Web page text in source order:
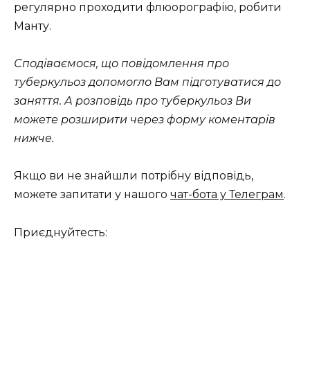
регулярно проходити флюорографію, робити
Манту.
Сподіваємося, що повідомлення про
туберкульоз допомогло Вам підготуватися до
заняття. А розповідь про туберкульоз Ви
можете розширити через форму коментарів
нижче.
Якщо ви не знайшли потрібну відповідь,
можете запитати у нашого чат-бота у Телеграм.
Приєднуйтесть: